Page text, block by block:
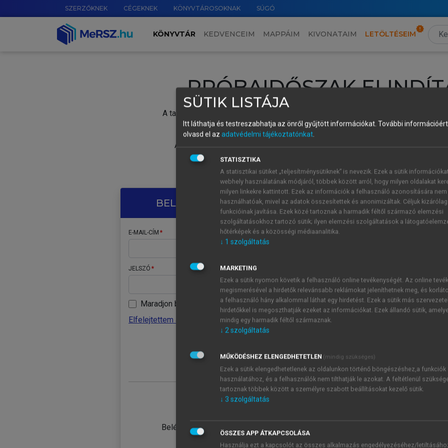
SZERZŐKNEK CÉGEKNEK KÖNYVTÁROSOKNAK SÚGÓ
KÖNYVTÁR KEDVENCEIM MAPPÁIM KIVONATAIM LETÖLTÉSEIM
PRÓBAIDŐSZAK
A tartalom megtekintéséhez lépj be a saját fiókoddal, iskolai azonosítóddal vagy
Új felhasználóként1 óra díjmentes hozzáférésrevagy
A próbaidőszak elindításához,
A regisztráció után a
BELÉPÉS SAJÁT FIÓKKAL
E-MAIL-CÍM
JELSZÓ
Maradjon belépve
Elfelejtettem a jelszavamat
Belépés intézményi azonosítóval
ÚJ FIÓK
1 óra
JELSZÓ
Kérek értesítést a MeRSZ
Kérek értesítést az
SÜTIK LISTÁJA
Itt láthatja és testreszabhatja az önről gyűjtött információkat. További
olvasd el az adatvédelmi tájékoztatónkat.
STATISZTIKA
A statisztikai sütiket „teljesítménysütiknek” is nevezik. Ezek a sütik
webhely használatának módjáról, többek között arról, hogy milyen oldalakat
milyen linkekre kattintott. Ezek az információk a felhasználó azonosítására nem
használhatóak, mivel az adatok összesítettek és anonimizáltak. Céljuk
funkcióinak javítása. Ezek közé tartoznak a harmadik féltől származó elemzési
szolgáltatásokhoz tartozó sütik; ilyen elemzési szolgáltatások a
hőtérképek és a közösségi médiaanalitika.
↓ 1 szolgáltatás
MARKETING
Ezek a sütik nyomon követik a felhasználó online tevékenységét. Az online
megismerésével a hirdetők relevánsabb reklámokat jeleníthetnek meg, és
a felhasználó hány alkalommal láthat egy hirdetést. Ezek a sütik más
hirdetőkkel is megoszthatják ezeket az információkat. Ezek állandó sütik,
mindig egy harmadik féltől származnak.
↓ 2szolgáltatás
MŰKÖDÉSHEZ ELENGEDHETETLEN (mindig szükséges)
Ezek a sütik elengedhetetlenek az oldalunkon történő böngészéshez,a funkciók
használatához, és a felhasználók nem tilthatják le azokat. A feltétlenül
tartoznak többek között a személyre szabott beállításokat kezelő sütik.
↓ 3 szolgáltatás
ÖSSZES APP ÁTKAPCSOLÁSA
Használja ezt a kapcsolót az összes alkalmazás engedélyezéséhez/